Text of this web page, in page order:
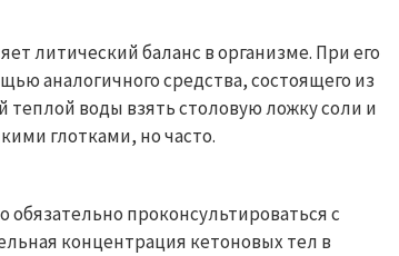
литический баланс в организме. При его
аналогичного средства, состоящего из
теплой воды взять столовую ложку соли и
глотками, но часто.
проконсультироваться с
концентрация кетоновых тел в